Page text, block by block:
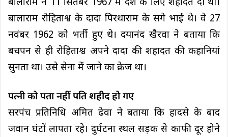
बालाराम ने 11 सितंबर 1967 में देश के लिए शहादत दी थी।
बालाराम रोहिताश्व के दादा पिरथाराम के सगे भाई थे। वे 27
नवंबर 1962 को भर्ती हुए थे। दयानंद खैरवा ने बताया कि
बचपन से ही रोहिताश्व अपने दादा की शहादत की कहानियां
सुनता था। उसे सेना में जाने का क्रेज था।
पत्नी को पता नहीं पति शहीद हो गए
सरपंच प्रतिनिधि अमित ढेवा ने बताया कि हादसे के बाद
जवान घंटों लापता रहे। दुर्घटना स्थल सड़क से काफी दूर होने